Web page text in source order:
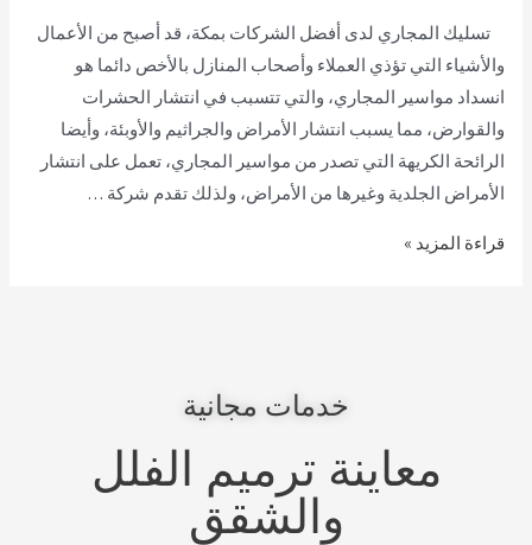
تسليك المجاري لدى أفضل الشركات بمكة، قد أصبح من الأعمال
والأشياء التي تؤذي العملاء وأصحاب المنازل بالأخص دائما هو
انسداد مواسير المجاري، والتي تتسبب في انتشار الحشرات
والقوارض، مما يسبب انتشار الأمراض والجراثيم والأوبئة، وأيضا
الرائحة الكريهة التي تصدر من مواسير المجاري، تعمل على انتشار
الأمراض الجلدية وغيرها من الأمراض، ولذلك تقدم شركة …
قراءة المزيد »
خدمات مجانية
معاينة ترميم الفلل
والشقق